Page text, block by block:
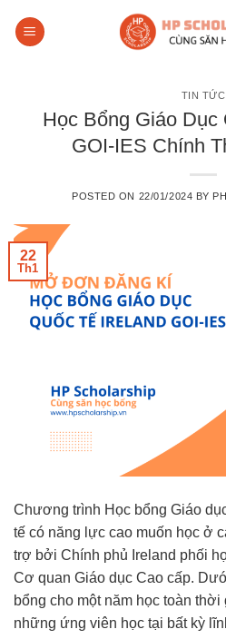
TIN TỨC
Học Bổng Giáo Dục
GOI-IES Chính
POSTED ON 22/01/2024 BY
22
Th1
Chương trình Học bổng Giáo
tế có năng lực cao muốn học ở
trợ bởi Chính phủ Ireland phối
Cơ quan Giáo dục Cao cấp.
bổng cho một năm học toàn
những ứng viên học tại bất kỳ